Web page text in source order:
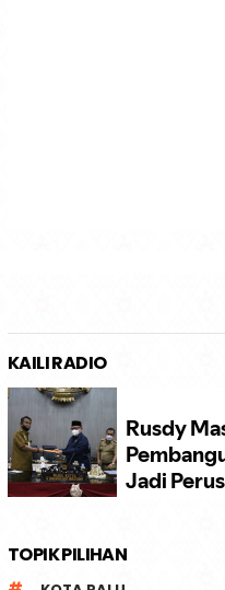
KAILI RADIO
TOPIK PILIHAN